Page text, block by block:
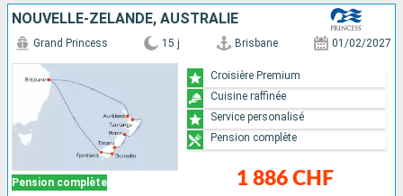
NOUVELLE-ZÉLANDE, AUSTRALIE
Pension complète
Grand Princess 15 j Brisbane 01/02/2027
1 886 CHF
Croisière Premium
Cuisine raffinée
Service personalisé
Pension complète